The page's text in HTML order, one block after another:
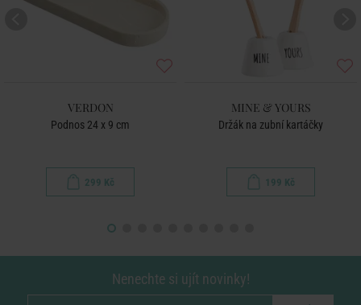
VERDON
Podnos 24 x 9 cm
299 Kč
MINE & YOURS
Držák na zubní kartáčky
199 Kč
Nenechte si ujít novinky!